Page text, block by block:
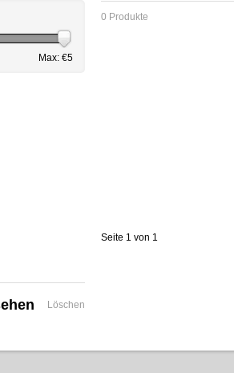
0 Produkte
Seite 1 von 1
Max: €5
Löschen